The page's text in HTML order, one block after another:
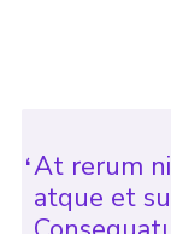
At rerum
atque et